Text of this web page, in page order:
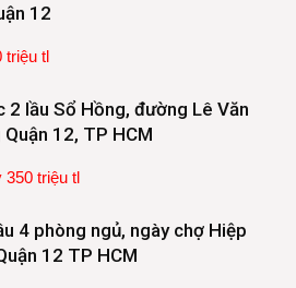
12
triệu tl
2 lầu Sổ Hồng, đường Lê Văn
Quận 12, TP HCM
350 triệu tl
4 phòng ngủ, ngày chợ Hiệp
12 TP HCM